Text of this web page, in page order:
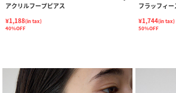
アクリルフープピアス
¥1,188(in tax)
40%OFF
フラッフィ
¥1,744(in tax)
50%OFF